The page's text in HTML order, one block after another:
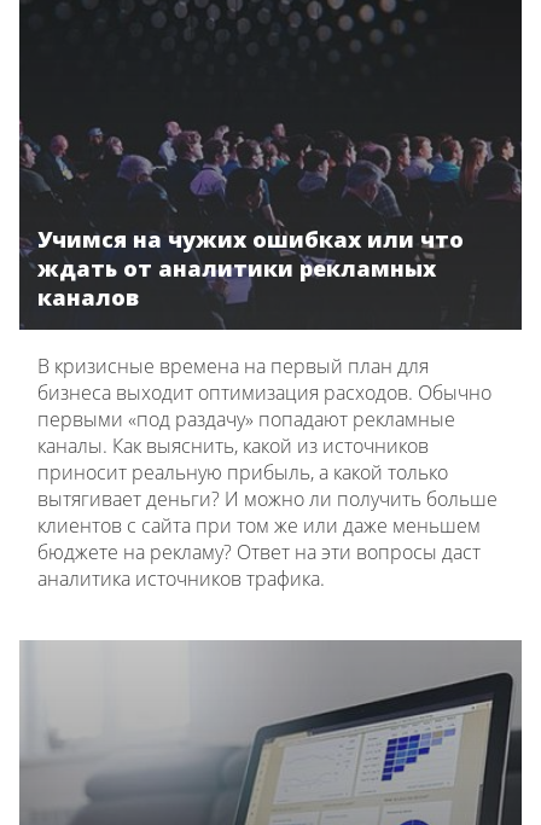
Учимся на чужих ошибках или что
ждать от аналитики рекламных
каналов
В кризисные времена на первый план для
бизнеса выходит оптимизация расходов. Обычно
первыми «под раздачу» попадают рекламные
каналы. Как выяснить, какой из источников
приносит реальную прибыль, а какой только
вытягивает деньги? И можно ли получить больше
клиентов с сайта при том же или даже меньшем
бюджете на рекламу? Ответ на эти вопросы даст
аналитика источников трафика.